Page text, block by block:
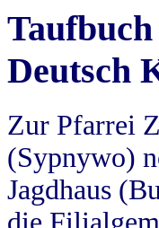
Deutsch
Zur Pfarrei
(Sypnywo)
Jagdhaus